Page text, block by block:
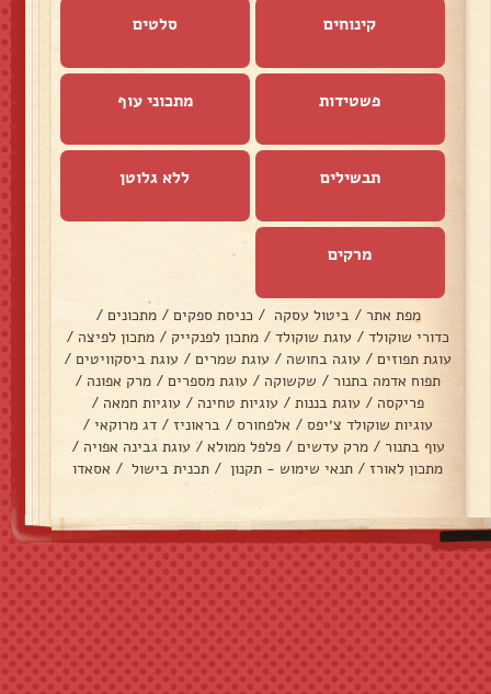
קינוחים סלטים
פשטידות מתכוני עוף
תבשילים ללא גלוטן
מרקים
מפת אתר / ביטול עסקה / כניסת ספקים / מתכונים /
כדורי שוקולד / עוגת שוקולד / מתכון לפנקייק / מתכון לפיצה /
עוגת תפוזים / עוגה בחושה / עוגת שמרים / עוגת ביסקוויטים /
תפוח אדמה בתנור / שקשוקה / עוגת מספרים / מרק אפונה /
פריקסה / עוגת בננות / עוגיות טחינה / עוגיות חמאה /
עוגיות שוקולד צ׳יפס / אלפחורס / בראוניז / דג מרוקאי /
עוף בתנור / מרק עדשים / פלפל ממולא / עוגת גבינה אפויה /
מתכון לאורז / תנאי שימוש - תקנון / תכנית בישול / אסאדו